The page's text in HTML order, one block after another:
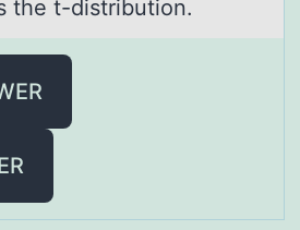
the t-distribution.